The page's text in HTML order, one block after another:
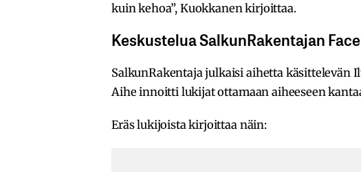
kuin kehoa”, Kuokkanen kirjoittaa.
Keskustelua SalkunRakentajan
SalkunRakentaja julkaisi aihetta käsittelevän
Aihe innoitti lukijat ottamaan aiheeseen
Eräs lukijoista kirjoittaa näin: